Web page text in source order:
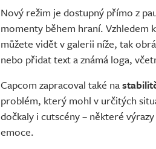
Nový režim je dostupný přímo z
momenty během hraní. Vzhledem
můžete vidět v galerii níže, tak
nebo přidat text a známá loga,
Capcom zapracoval také na
problém, který mohl v určitých
dočkaly i cutscény – některé
emoce.